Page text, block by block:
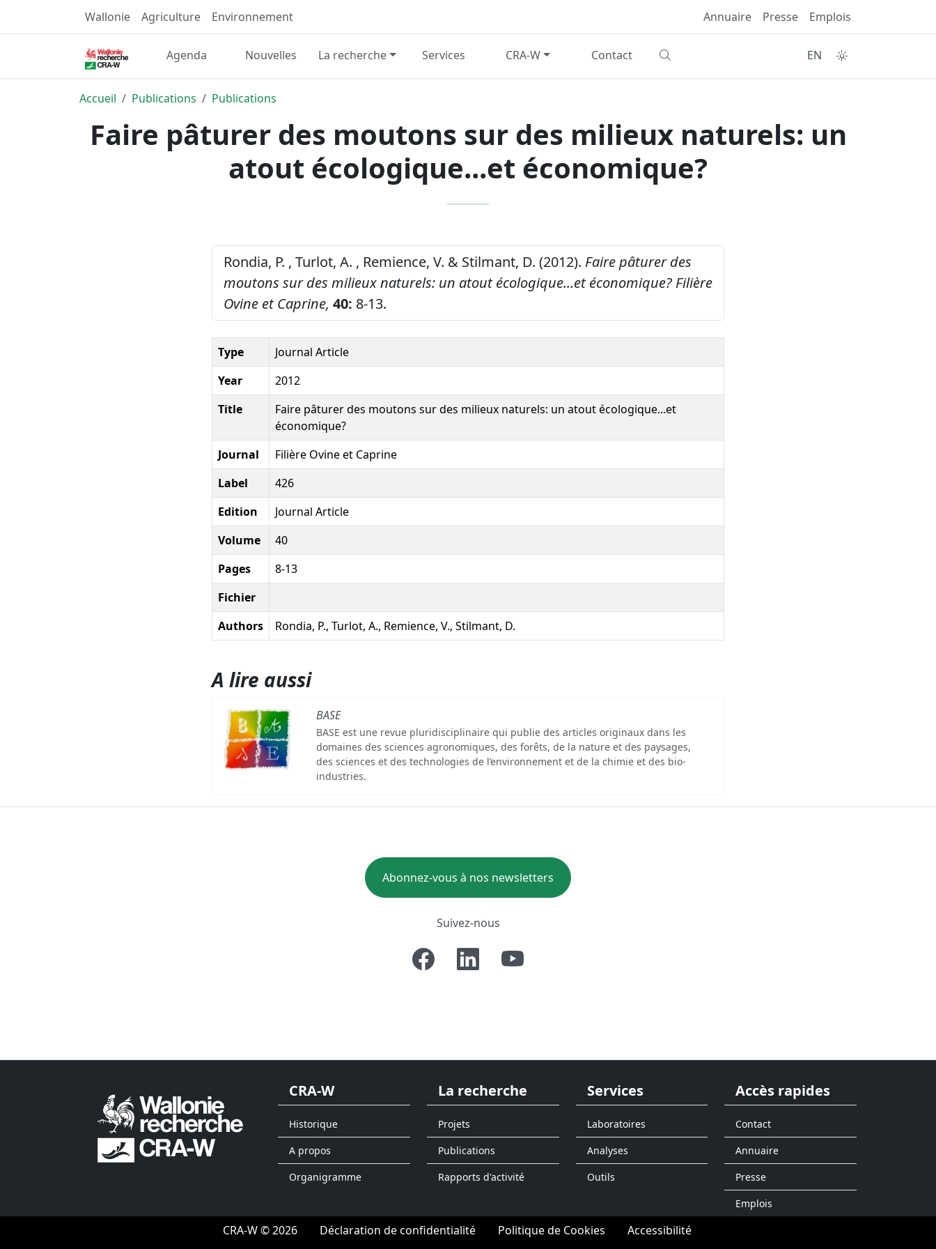
Wallonie Agriculture Environnement Annuaire Presse Emplois
Agenda Nouvelles La recherche Services CRA-W Contact EN
Accueil Publications Publications
Faire pâturer des moutons sur des milieux naturels: un
atout écologique...et économique?
Rondia, P. , Turlot, A. , Remience, V. & Stilmant, D. (2012). Faire pâturer des
moutons sur des milieux naturels: un atout écologique...et économique? Filière
Ovine et Caprine, 40: 8-13.
Type
Journal Article
Year
2012
Title
Faire pâturer des moutons sur des milieux naturels: un atout écologique...et
économique?
Journal
Filière Ovine et Caprine
Label
426
Edition
Journal Article
Volume
40
Pages
8-13
Fichier
Authors
Rondia, P., Turlot, A., Remience, V., Stilmant, D.
A lire aussi
BASE
BASE est une revue pluridisciplinaire qui publie des articles originaux dans les
domaines des sciences agronomiques, des forêts, de la nature et des paysages,
des sciences et des technologies de l’environnement et de la chimie et des bio-
industries.
Abonnez-vous à nos newsletters
Suivez-nous
CRA-W
Historique
A propos
Organigramme
La recherche
Projets
Publications
Rapports d'activité
Services
Laboratoires
Analyses
Outils
Accès rapides
Contact
Annuaire
Presse
Emplois
CRA-W © 2026 Déclaration de confidentialité Politique de Cookies Accessibilité